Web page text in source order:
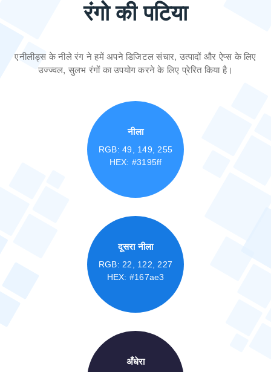
रंगो की पटिया
एनीलीड्स के नीले रंग ने हमें अपने डिजिटल संचार, उत्पादों और ऐप्स के लिए
उज्ज्वल, सुलभ रंगों का उपयोग करने के लिए प्रेरित किया है।
नीला
RGB: 49, 149, 255
HEX: #3195ff
दूसरा नीला
RGB: 22, 122, 227
HEX: #167ae3
अँधेरा